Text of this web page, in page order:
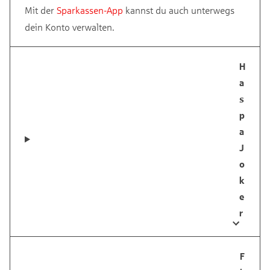
Mit der Sparkassen-App kannst du auch unterwegs
dein Konto verwalten.
H
a
s
p
a
J
o
k
e
r
F